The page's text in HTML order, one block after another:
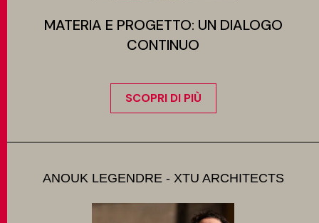
MATERIA E PROGETTO: UN DIALOGO
CONTINUO
SCOPRI DI PIÙ
ANOUK LEGENDRE - XTU ARCHITECTS